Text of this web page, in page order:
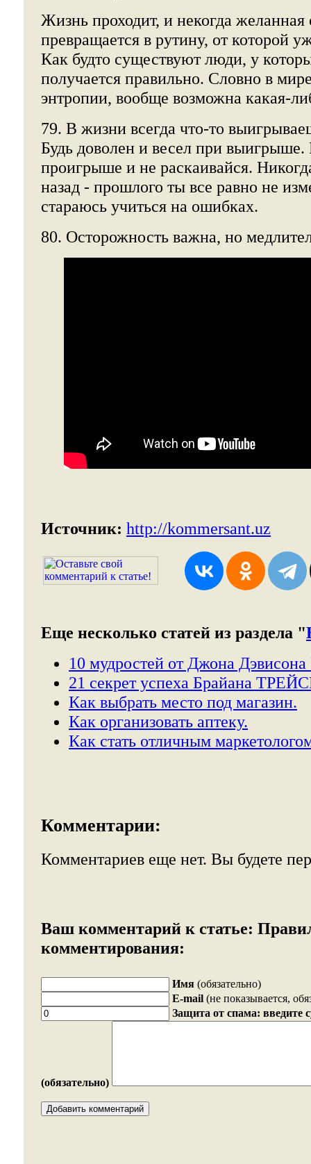
Жизнь проходит, и некогда желанная
превращается в рутину, от которой
Как будто существуют люди, у
получается правильно. Словно в
энтропии, вообще возможна какая-
79. В жизни всегда что-то
Будь доволен и весел при
проигрыше и не раскаивайся.
назад - прошлого ты все равно не
стараюсь учиться на ошибках.
80. Осторожность важна, но
Источник: http://kommersant.uz
Еще несколько статей из раздела "
10 мудростей от Джона Дэвисона
21 секрет успеха Брайана
Как выбрать место под магазин.
Как организовать аптеку.
Как стать отличным
Комментарии:
Комментариев еще нет. Вы будете
Ваш комментарий к статье:
комментирования:
Имя (обязательно)
E-mail (не показывается,
Защита от спама: введите
(обязательно)